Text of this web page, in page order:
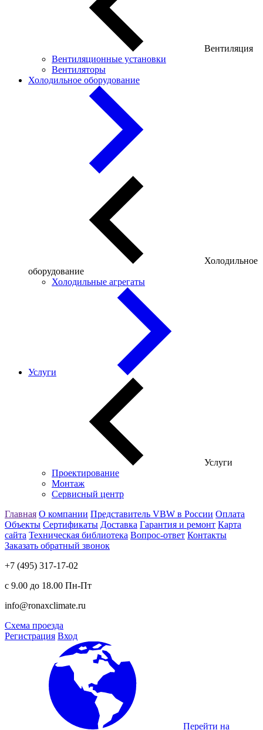
Вентиляция
Вентиляционные установки
Вентиляторы
Холодильное оборудование
Холодильное
оборудование
Холодильные агрегаты
Услуги
Услуги
Проектирование
Монтаж
Сервисный центр
Главная О компании Представитель VBW в России Оплата
Объекты Сертификаты Доставка Гарантия и ремонт Карта
сайта Техническая библиотека Вопрос-ответ Контакты
Заказать обратный звонок
+7 (495) 317-17-02
с 9.00 до 18.00 Пн-Пт
info@ronaxclimate.ru
Схема проезда
Регистрация Вход
Перейти на